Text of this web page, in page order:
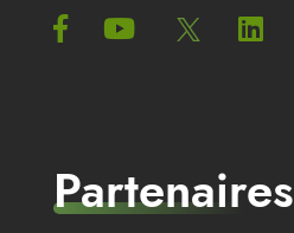
Partenaires